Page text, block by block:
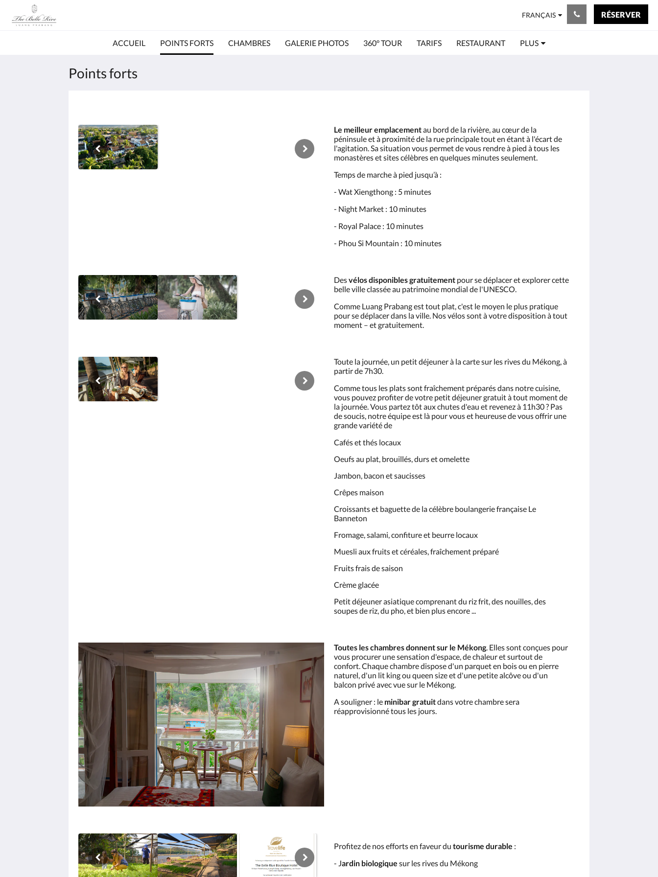
FRANÇAIS RÉSERVER
ACCUEIL POINTS FORTS CHAMBRES GALERIE PHOTOS 360° TOUR TARIFS RESTAURANT PLUS
Points forts
Le meilleur emplacementau bord de la rivière, au cœur de la
péninsule et à proximité de la rue principale tout en étant à l'écart de
l'agitation. Sa situation vous permet de vous rendre à pied à tous les
monastères et sites célèbres en quelques minutes seulement.
Temps de marche à pied jusqu’à :
- Wat Xiengthong : 5 minutes
- Night Market : 10 minutes
- Royal Palace : 10 minutes
- Phou Si Mountain : 10 minutes
Desvélos disponibles gratuitement pour se déplacer et explorer cette
belle ville classée au patrimoine mondial de l'UNESCO.
Comme Luang Prabang est tout plat, c'est le moyen le plus pratique
pour se déplacer dans la ville. Nos vélos sont à votre disposition à tout
moment – et gratuitement.
Toute la journée, un petit déjeuner à la carte sur les rives du Mékong, à
partir de 7h30.
Comme tous les plats sont fraîchement préparés dans notre cuisine,
vous pouvez profiter de votre petit déjeuner gratuit à tout moment de
la journée. Vous partez tôt aux chutes d'eau et revenez à 11h30 ? Pas
de soucis, notre équipe est là pour vous et heureuse de vous offrir une
grande variété de
Cafés et thés locaux
Oeufs au plat, brouillés, durs et omelette
Jambon, bacon et saucisses
Crêpes maison
Croissants et baguette de la célèbre boulangerie française Le
Banneton
Fromage, salami, confiture et beurre locaux
Muesli aux fruits et céréales, fraîchement préparé
Fruits frais de saison
Crème glacée
Petit déjeuner asiatique comprenant du riz frit, des nouilles, des
soupes de riz, du pho, et bien plus encore ...
Toutes les chambres donnent sur le Mékong. Elles sont conçues pour
vous procurer une sensation d'espace, de chaleur et surtout de
confort. Chaque chambre dispose d'un parquet en bois ou en pierre
naturel, d'un lit king ou queen size et d'une petite alcôve ou d'un
balcon privé avec vue sur le Mékong.
A souligner : le minibar gratuitdans votre chambre sera
réapprovisionné tous les jours.
Profitez de nos efforts en faveur du tourisme durable :
- Jardin biologique sur les rives du Mékong